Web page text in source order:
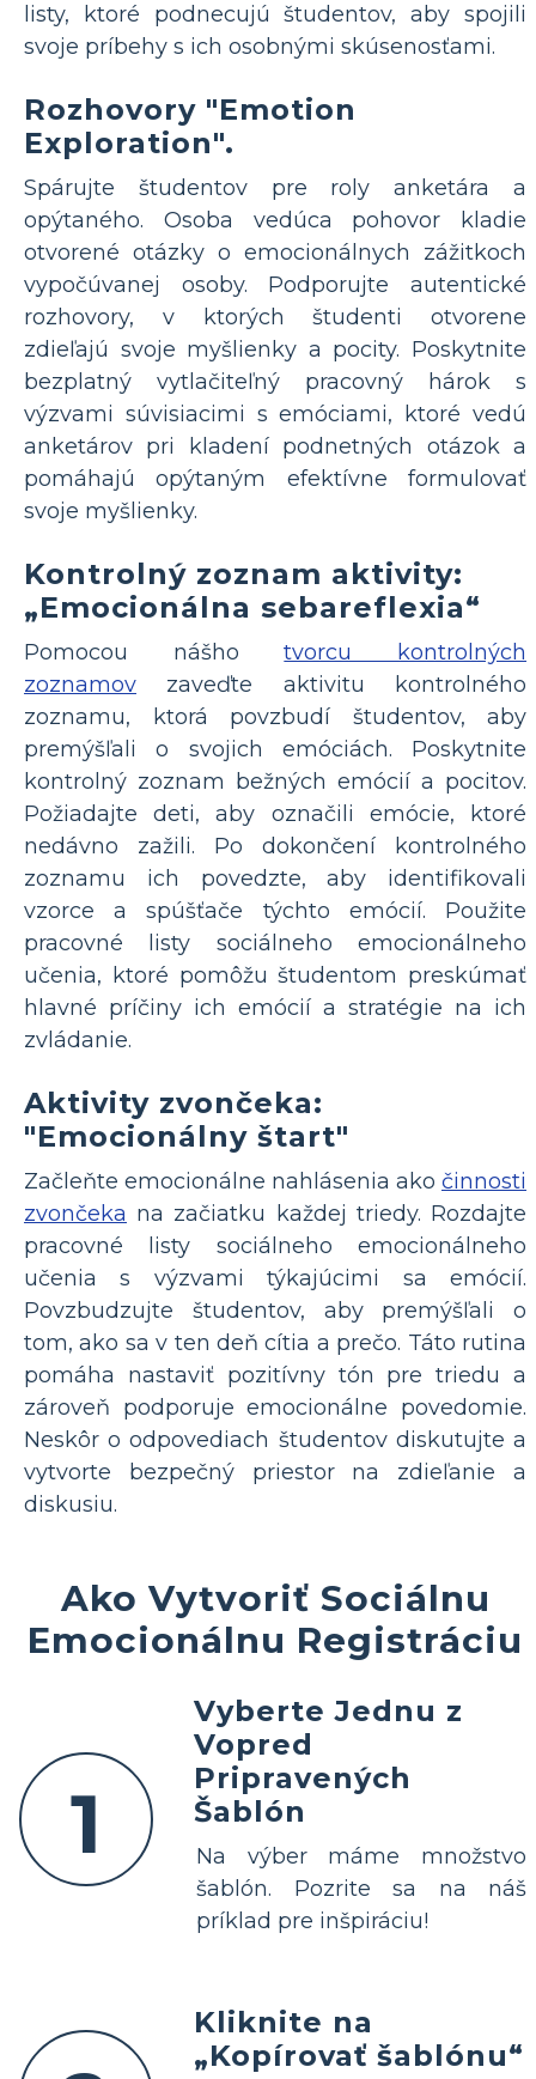
listy, ktoré podnecujú študentov, aby spojili
svoje príbehy s ich osobnými skúsenosťami.
Rozhovory "Emotion
Exploration".
Spárujte študentov pre roly anketára a
opýtaného. Osoba vedúca pohovor kladie
otvorené otázky o emocionálnych zážitkoch
vypočúvanej osoby. Podporujte autentické
rozhovory, v ktorých študenti otvorene
zdieľajú svoje myšlienky a pocity. Poskytnite
bezplatný vytlačiteľný pracovný hárok s
výzvami súvisiacimi s emóciami, ktoré vedú
anketárov pri kladení podnetných otázok a
pomáhajú opýtaným efektívne formulovať
svoje myšlienky.
Kontrolný zoznam aktivity:
„Emocionálna sebareflexia“
Pomocou nášhotvorcu kontrolných
zoznamov zaveďte aktivitu kontrolného
zoznamu, ktorá povzbudí študentov, aby
premýšľali o svojich emóciách. Poskytnite
kontrolný zoznam bežných emócií a pocitov.
Požiadajte deti, aby označili emócie, ktoré
nedávno zažili. Po dokončení kontrolného
zoznamu ich povedzte, aby identifikovali
vzorce a spúšťače týchto emócií. Použite
pracovné listy sociálneho emocionálneho
učenia, ktoré pomôžu študentom preskúmať
hlavné príčiny ich emócií a stratégie na ich
zvládanie.
Aktivity zvončeka:
"Emocionálny štart"
Začleňte emocionálne nahlásenia ako činnosti
zvončeka na začiatku každej triedy. Rozdajte
pracovné listy sociálneho emocionálneho
učenia s výzvami týkajúcimi sa emócií.
Povzbudzujte študentov, aby premýšľali o
tom, ako sa v ten deň cítia a prečo. Táto rutina
pomáha nastaviť pozitívny tón pre triedu a
zároveň podporuje emocionálne povedomie.
Neskôr o odpovediach študentov diskutujte a
vytvorte bezpečný priestor na zdieľanie a
diskusiu.
Ako Vytvoriť Sociálnu
Emocionálnu Registráciu
1
Vyberte Jednu z
Vopred
Pripravených
Šablón
Na výber máme množstvo
šablón. Pozrite sa na náš
príklad pre inšpiráciu!
Kliknite na
„Kopírovať šablónu“